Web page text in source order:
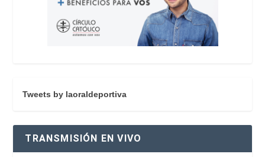
Tweets by laoraldeportiva
TRANSMISIÓN EN VIVO